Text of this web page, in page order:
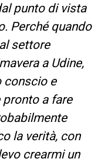
punto di vista
Perché quando
settore
a Udine,
conscio e
a fare
la verità, con
crearmi un